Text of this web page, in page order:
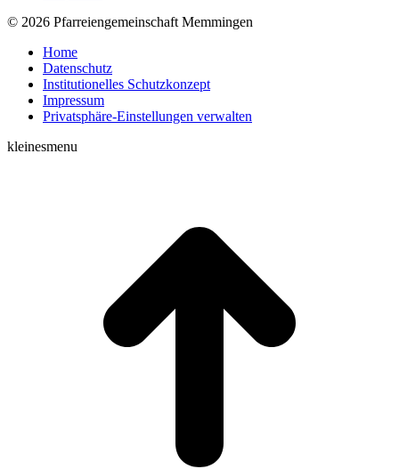
© 2026 Pfarreiengemeinschaft Memmingen
Home
Datenschutz
Institutionelles Schutzkonzept
Impressum
Privatsphäre-Einstellungen verwalten
kleinesmenu